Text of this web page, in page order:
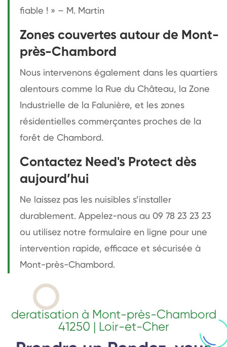
fiable ! » – M. Martin
Zones couvertes autour de Mont-
près-Chambord
Nous intervenons également dans les quartiers
alentours comme la Rue du Château, la Zone
Industrielle de la Falunière, et les zones
résidentielles commerçantes proches de la
forêt de Chambord.
Contactez Need's Protect dès
aujourd’hui
Ne laissez pas les nuisibles s’installer
durablement. Appelez-nous au 09 78 23 23 23
ou utilisez notre formulaire en ligne pour une
intervention rapide, efficace et sécurisée à
Mont-près-Chambord.
deratisation à Mont-près-Chambord
41250 | Loir-et-Cher